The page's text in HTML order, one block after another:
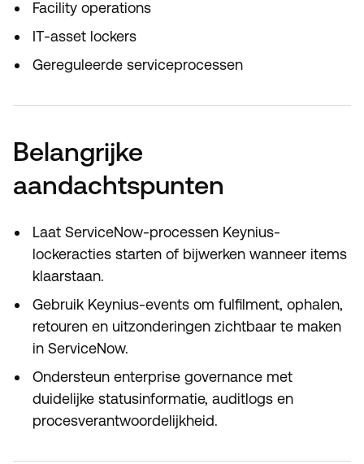
Facility operations
IT-asset lockers
Gereguleerde serviceprocessen
Belangrijke
aandachtspunten
Laat ServiceNow-processen Keynius-
lockeracties starten of bijwerken wanneer items
klaarstaan.
Gebruik Keynius-events om fulfilment, ophalen,
retouren en uitzonderingen zichtbaar te maken
in ServiceNow.
Ondersteun enterprise governance met
duidelijke statusinformatie, auditlogs en
procesverantwoordelijkheid.